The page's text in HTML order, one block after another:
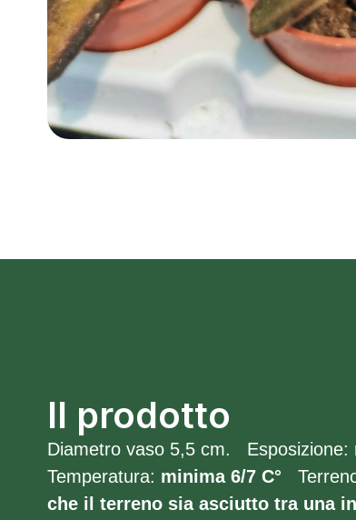
Il prodotto
Diametro vaso 5,5 cm. Esposizione:
Temperatura: minima 6/7 C°
che il terreno sia asciutto tra una